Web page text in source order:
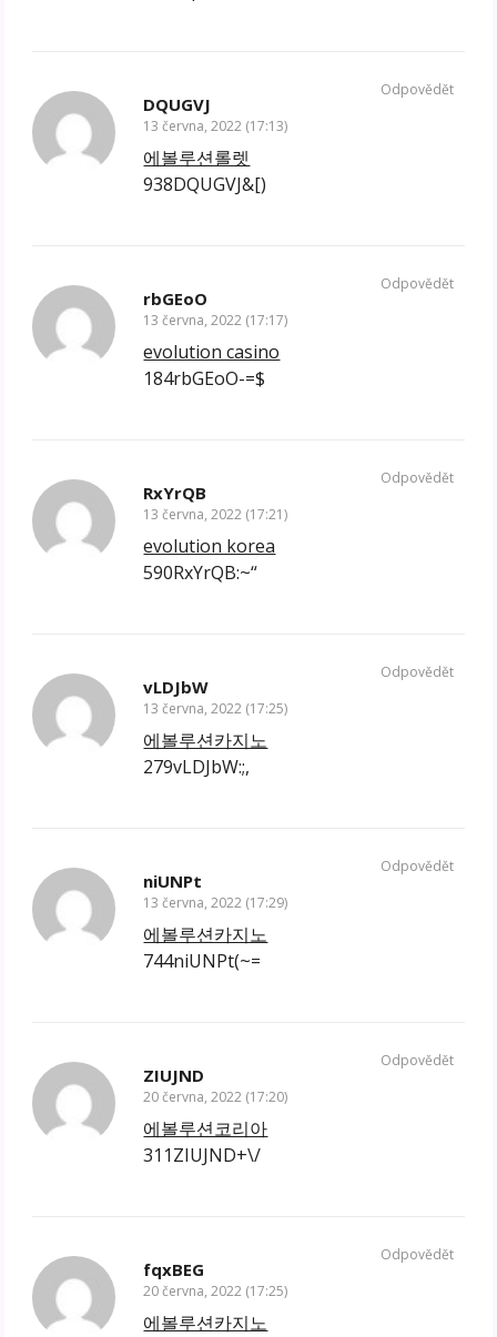
DQUGVJ
13 června, 2022 (17:13)
에볼루션롤렛
938DQUGVJ&[)
Odpovědět
rbGEoO
13 června, 2022 (17:17)
evolution casino
184rbGEoO-=$
Odpovědět
RxYrQB
13 června, 2022 (17:21)
evolution korea
590RxYrQB:~“
Odpovědět
vLDJbW
13 června, 2022 (17:25)
에볼루션카지노
279vLDJbW:;,
Odpovědět
niUNPt
13 června, 2022 (17:29)
에볼루션카지노
744niUNPt(~=
Odpovědět
ZIUJND
20 června, 2022 (17:20)
에볼루션코리아
311ZIUJND+\/
Odpovědět
fqxBEG
20 června, 2022 (17:25)
에볼루션카지노
Odpovědět